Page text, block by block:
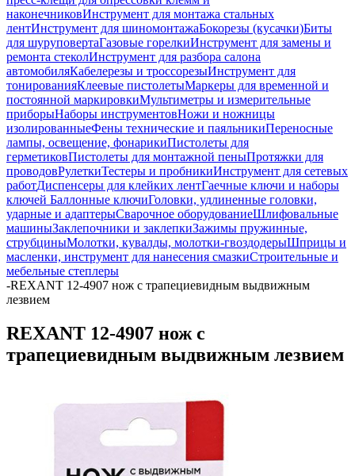
наконечниковИнструмент для монтажа стальных
лентИнструмент для шиномонтажаБокорезы (кусачки)Биты
для шуруповертаГазовые горелкиИнструмент для замены и
ремонта стеколИнструмент для разбора салона
автомобиляКабелерезы и троссорезыИнструмент для
тонированияКлеевые пистолетыМаркеры для временной и
постоянной маркировкиМультиметры и измерительные
приборыНаборы инструментовНожи и ножницы
изолированныеФены технические и паяльникиПереносные
лампы, освещение, фонарикиПистолеты для
герметиковПистолеты для монтажной пеныПротяжки для
проводовРулеткиТестеры и пробникиИнструмент для сетевых
работДиспенсеры для клейких лентГаечные ключи и наборы
ключей Баллонные ключиГоловки, удлиненные головки,
ударные и адаптерыСварочное оборудованиеШлифовальные
машиныЗаклепочники и заклепкиЗажимы пружинные,
струбциныМолотки, кувалды, молотки-гвоздодерыШприцы и
масленки, инструмент для нанесения смазкиСтроительные и
мебельные степлеры
-REXANT 12-4907 нож с трапециевидным выдвижным
лезвием
REXANT 12-4907 нож с
трапециевидным выдвижным лезвием